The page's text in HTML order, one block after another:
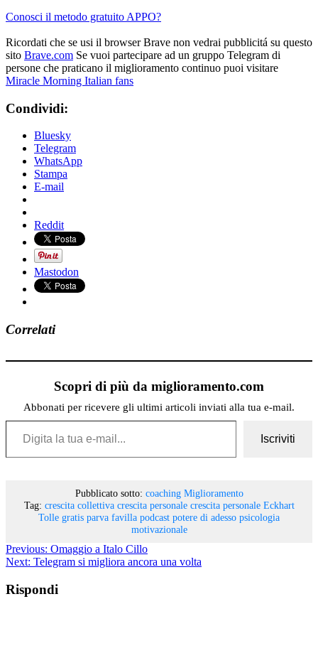
Conosci il metodo gratuito APPO?
Ricordati che se usi il browser Brave non vedrai pubblicitá su questo
sito Brave.com Se vuoi partecipare ad un gruppo Telegram di
persone che praticano il miglioramento continuo puoi visitare
Miracle Morning Italian fans
Condividi:
Bluesky
Telegram
WhatsApp
Stampa
E-mail
Reddit
Mastodon
Correlati
Scopri di più da miglioramento.com
Abbonati per ricevere gli ultimi articoli inviati alla tua e-mail.
Digita la tua e-mail...
Iscriviti
Pubblicato sotto: coaching Miglioramento
Tag: crescita collettiva crescita personale crescita personale Eckhart
Tolle gratis parva favilla podcast potere di adesso psicologia
motivazionale
Previous: Omaggio a Italo Cillo
Next: Telegram si migliora ancora una volta
Rispondi